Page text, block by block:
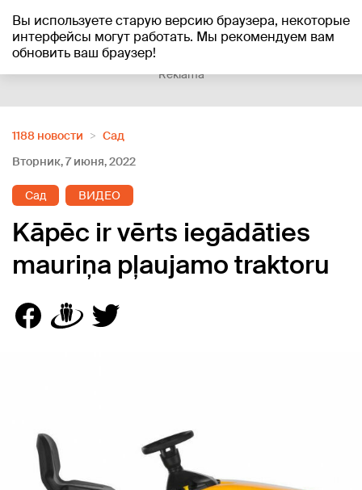
Вы используете старую версию браузера, некоторые
интерфейсы могут работать. Мы рекомендуем вам
обновить ваш браузер!
+19°C
Reklāma
1188 новости
Cад
Вторник, 7 июня, 2022
Cад ВИДЕО
Kāpēc ir vērts iegādāties
mauriņa pļaujamo traktoru